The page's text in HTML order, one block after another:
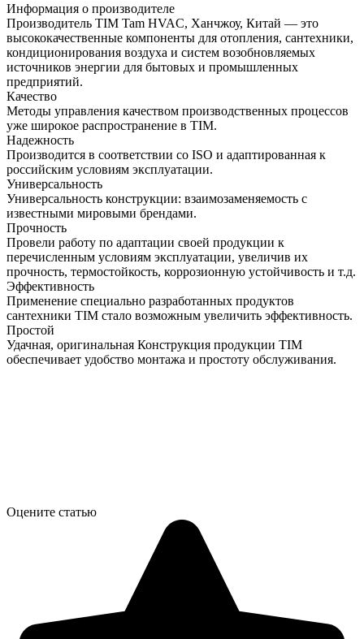
Информация о производителе
Производитель TIM Tam HVAC, Ханчжоу, Китай — это
высококачественные компоненты для отопления, сантехники,
кондиционирования воздуха и систем возобновляемых
источников энергии для бытовых и промышленных
предприятий.
Качество
Методы управления качеством производственных процессов
уже широкое распространение в TIM.
Надежность
Производится в соответствии со ISO и адаптированная к
российским условиям эксплуатации.
Универсальность
Универсальность конструкции: взаимозаменяемость с
известными мировыми брендами.
Прочность
Провели работу по адаптации своей продукции к
перечисленным условиям эксплуатации, увеличив их
прочность, термостойкость, коррозионную устойчивость и т.д.
Эффективность
Применение специально разработанных продуктов
сантехники TIM стало возможным увеличить эффективность.
Простой
Удачная, оригинальная Конструкция продукции TIM
обеспечивает удобство монтажа и простоту обслуживания.
Оцените статью